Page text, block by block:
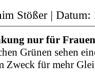
Stößer | Datum:
nur für Frauen
Grünen sehen
Zweck für mehr